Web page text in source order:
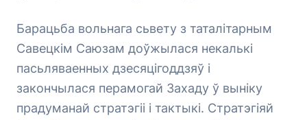
Барацьба вольнага сьвету з таталітарным
Савецкім Саюзам доўжылася некалькі
пасьляваенных дзесяцігоддзяў і
закончылася перамогай Захаду ў выніку
прадуманай стратэгіі і тактыкі. Стратэгіяй